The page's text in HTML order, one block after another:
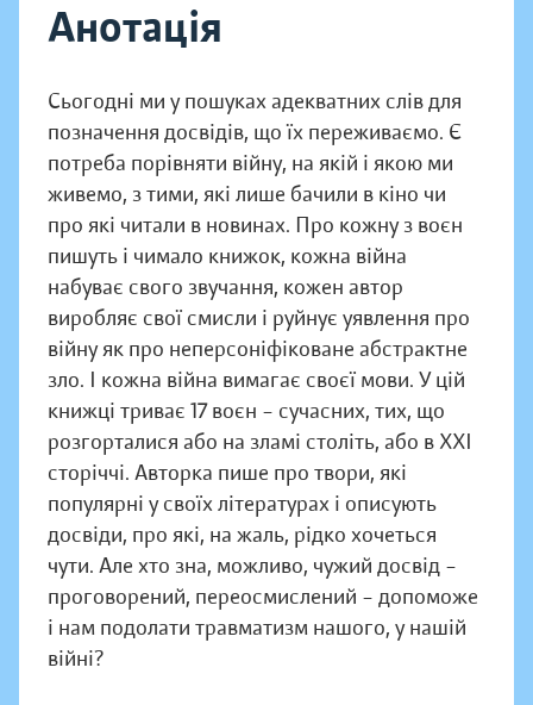
Анотація
Сьогодні ми у пошуках адекватних слів для
позначення досвідів, що їх переживаємо. Є
потреба порівняти війну, на якій і якою ми
живемо, з тими, які лише бачили в кіно чи
про які читали в новинах. Про кожну з воєн
пишуть і чимало книжок, кожна війна
набуває свого звучання, кожен автор
виробляє свої смисли і руйнує уявлення про
війну як про неперсоніфіковане абстрактне
зло. І кожна війна вимагає своєї мови. У цій
книжці триває 17 воєн – сучасних, тих, що
розгорталися або на зламі століть, або в XXI
сторіччі. Авторка пише про твори, які
популярні у своїх літературах і описують
досвіди, про які, на жаль, рідко хочеться
чути. Але хто зна, можливо, чужий досвід –
проговорений, переосмислений – допоможе
і нам подолати травматизм нашого, у нашій
війні?